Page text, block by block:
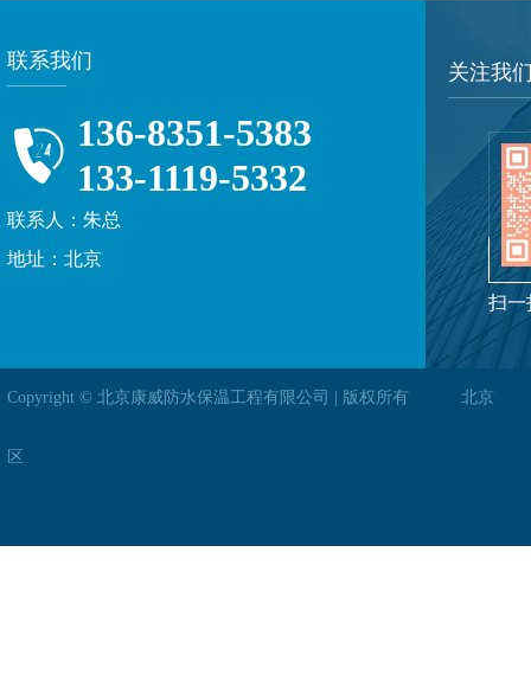
联系我们
136-8351-5383
133-1119-5332
联系人：朱总
地址：北京
关注我
扫一
Copyright © 北京康威防水保温工程有限公司 | 版权所有 北京
区